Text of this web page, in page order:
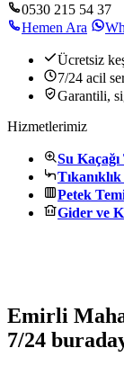
0530 215 54 37
Hemen Ara
Ücretsiz
7/24 acil
Garantili,
Hizmetlerimiz
Su
Petek
Gider ve
Emirli
7/24